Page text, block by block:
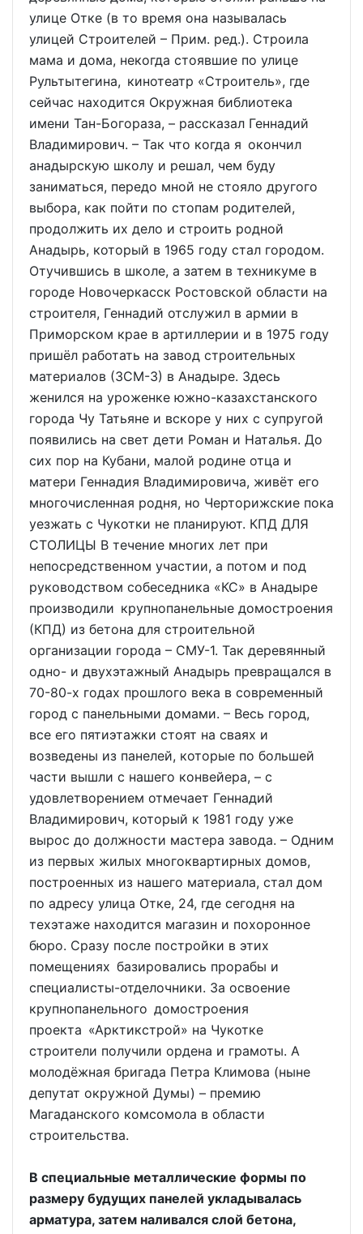
улице Отке (в то время она называлась
улицей Строителей – Прим. ред.). Строила
мама и дома, некогда стоявшие по улице
Рультытегина, кинотеатр «Строитель», где
сейчас находится Окружная библиотека
имени Тан-Богораза, – рассказал Геннадий
Владимирович. – Так что когда я окончил
анадырскую школу и решал, чем буду
заниматься, передо мной не стояло другого
выбора, как пойти по стопам родителей,
продолжить их дело и строить родной
Анадырь, который в 1965 году стал городом.
Отучившись в школе, а затем в техникуме в
городе Новочеркасск Ростовской области на
строителя, Геннадий отслужил в армии в
Приморском крае в артиллерии и в 1975 году
пришёл работать на завод строительных
материалов (ЗСМ-3) в Анадыре. Здесь
женился на уроженке южно-казахстанского
города Чу Татьяне и вскоре у них с супругой
появились на свет дети Роман и Наталья. До
сих пор на Кубани, малой родине отца и
матери Геннадия Владимировича, живёт его
многочисленная родня, но Черторижские пока
уезжать с Чукотки не планируют. КПД ДЛЯ
СТОЛИЦЫ В течение многих лет при
непосредственном участии, а потом и под
руководством собеседника «КС» в Анадыре
производили крупнопанельные домостроения
(КПД) из бетона для строительной
организации города – СМУ-1. Так деревянный
одно- и двухэтажный Анадырь превращался в
70-80-х годах прошлого века в современный
город с панельными домами. – Весь город,
все его пятиэтажки стоят на сваях и
возведены из панелей, которые по большей
части вышли с нашего конвейера, – с
удовлетворением отмечает Геннадий
Владимирович, который к 1981 году уже
вырос до должности мастера завода. – Одним
из первых жилых многоквартирных домов,
построенных из нашего материала, стал дом
по адресу улица Отке, 24, где сегодня на
техэтаже находится магазин и похоронное
бюро. Сразу после постройки в этих
помещениях базировались прорабы и
специалисты-отделочники. За освоение
крупнопанельного домостроения
проекта «Арктикстрой» на Чукотке
строители получили ордена и грамоты. А
молодёжная бригада Петра Климова (ныне
депутат окружной Думы) – премию
Магаданского комсомола в области
строительства.
В специальные металлические формы по
размеру будущих панелей укладывалась
арматура, затем наливался слой бетона,